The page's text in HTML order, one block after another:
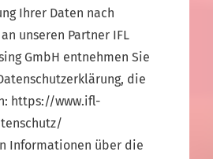
Ihrer Daten nach
unseren Partner IFL
GmbH entnehmen Sie
die
https://www.ifl-
Informationen über die